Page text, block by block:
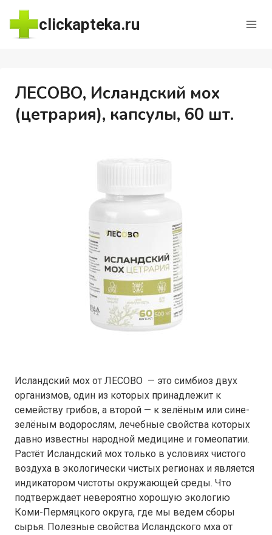
Перейти
содержимому
clickapteka.ru
ЛЕСОВО, Исландский мох
(цетрария), капсулы, 60 шт.
Исландский мох от ЛЕСОВО — это симбиоз двух
организмов, один из которых принадлежит к
семейству грибов, а второй — к зелёным или сине-
зелёным водорослям, лечебные свойства которых
давно известны народной медицине и гомеопатии.
Растёт Исландский мох только в условиях чистого
воздуха в экологически чистых регионах и является
индикатором чистоты окружающей среды. Что
подтверждает невероятно хорошую экологию
Коми-Пермяцкого округа, где мы ведем сборы
сырья. Полезные свойства Исландского мха от